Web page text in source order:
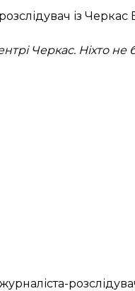
із
Черкас. Ніхто не